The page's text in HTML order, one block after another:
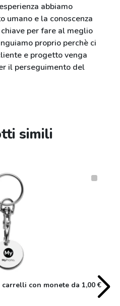
abbiamo
umano e la conoscenza
per fare al meglio
proprio perchè ci
e progetto venga
il perseguimento del
simili
con monete da 1,00 €